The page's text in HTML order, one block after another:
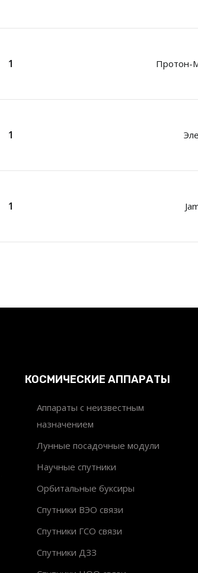
1 Протон-
1
1
КОСМИЧЕСКИЕ АППАРАТЫ
Аппараты с неизвестным
назначением
Лунные посадочные модули
Научные спутники
Орбитальные буксиры
Спутники ВЭО связи
Спутники ГСО связи
Спутники ДЗЗ